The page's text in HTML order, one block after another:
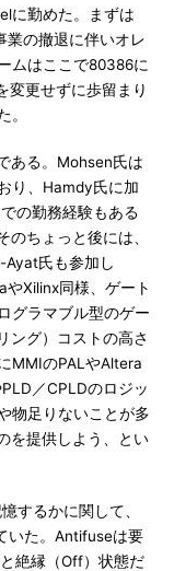
に勤めた。まずは
業の撤退に伴いオレ
ムはここで80386に
変更せずに歩留まり
。
ある。Mohsen氏は
り、Hamdy氏に加
の勤務経験もある
ちょっと後には、
Ayat氏も参加し
Xilinx同様、ゲート
グラマブル型のゲー
ング）コストの高さ
MMIのPALやAltera
／CPLDのロジッ
物足りないことが多
を提供しよう、とい
するかに関して、
いた。Antifuseは要
絶縁（Off）状態だ